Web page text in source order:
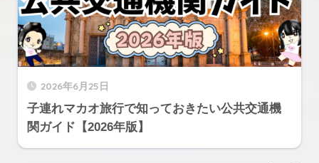
2026年6月25日
子連れマカオ旅行で知っておきたい公共交通機
関ガイド【2026年版】